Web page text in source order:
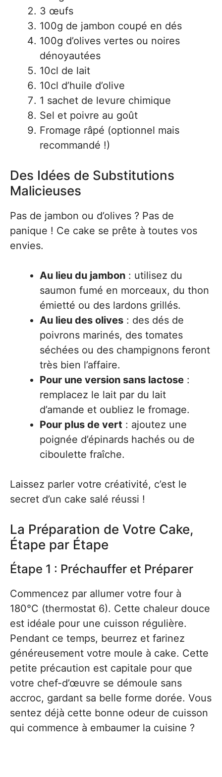
3 œufs
100g de jambon coupé en dés
100g d’olives vertes ou noires
dénoyautées
10cl de lait
10cl d’huile d’olive
1 sachet de levure chimique
Sel et poivre au goût
Fromage râpé (optionnel mais
recommandé !)
Des Idées de Substitutions
Malicieuses
Pas de jambon ou d’olives ? Pas de
panique ! Ce cake se prête à toutes vos
envies.
Au lieu du jambon : utilisez du
saumon fumé en morceaux, du thon
émietté ou des lardons grillés.
Au lieu des olives : des dés de
poivrons marinés, des tomates
séchées ou des champignons feront
très bien l’affaire.
Pour une version sans lactose :
remplacez le lait par du lait
d’amande et oubliez le fromage.
Pour plus de vert : ajoutez une
poignée d’épinards hachés ou de
ciboulette fraîche.
Laissez parler votre créativité, c’est le
secret d’un cake salé réussi !
La Préparation de Votre Cake,
Étape par Étape
Étape 1 : Préchauffer et Préparer
Commencez par allumer votre four à
180°C (thermostat 6). Cette chaleur douce
est idéale pour une cuisson régulière.
Pendant ce temps, beurrez et farinez
généreusement votre moule à cake. Cette
petite précaution est capitale pour que
votre chef-d’œuvre se démoule sans
accroc, gardant sa belle forme dorée. Vous
sentez déjà cette bonne odeur de cuisson
qui commence à embaumer la cuisine ?